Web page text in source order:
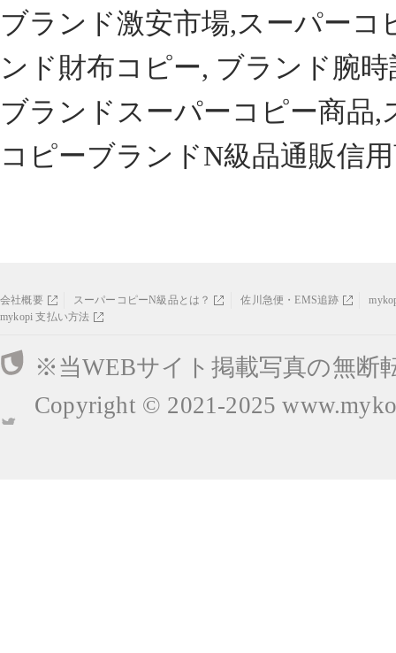
ブランド激安市場,スーパー
ンド財布コピー, ブランド腕
ブランドスーパーコピー商品
コピーブランドN級品通販信
会社概要 スーパーコピーN級品とは？ 佐川急便・EMS追跡
mykopi 支払い方法
※当WEBサイト掲載写真の無断
Copyright © 2021-2025